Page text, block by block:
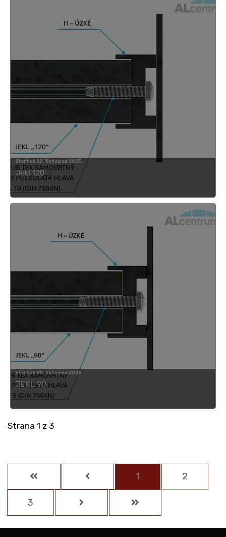
čtvrtek 20. listopad 2025
Jekl 120
čtvrtek 20. listopad 2025
JEKL 90
Strana 1 z 3
1 2
3